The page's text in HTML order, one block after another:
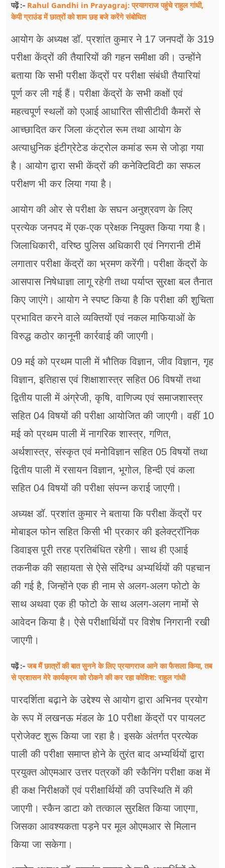
पढ़ें :- Rahul Gandhi in Prayagraj: प्रयागराज पहुंचे राहुल गांधी,
केपी ग्राउंड में छात्रों को शाम छह बजे करेंगे संबोधित
आयोग के अध्यक्ष डॉ. प्रशांत कुमार ने 17 जनपदों के 319
परीक्षा केंद्रों की तैयारियों की गहन समीक्षा की। उन्होंने
बताया कि सभी परीक्षा केंद्रों पर परीक्षा संबंधी तैयारियां
पूर्ण कर ली गई हैं। परीक्षा केंद्रों के सभी कक्षों एवं
महत्वपूर्ण स्थलों को एआई आधारित सीसीटीवी कैमरों से
आच्छादित कर जिला कंट्रोल रूम तथा आयोग के
अत्याधुनिक इंटीग्रेटेड कंट्रोल कमांड रूम से जोड़ा गया
है। आयोग द्वारा सभी केंद्रों की कनेक्टिविटी का सफल
परीक्षण भी कर लिया गया है।
आयोग की ओर से परीक्षा के सघन अनुश्रवण के लिए
प्रत्येक जनपद में एक-एक प्रेक्षक नियुक्त किया गया है।
जिलाधिकारी, वरिष्ठ पुलिस अधिकारी एवं निगरानी टीमें
लगातार परीक्षा केंद्रों का भ्रमण करेंगी। परीक्षा केंद्रों के
आसपास निषेधाज्ञा लागू रहेगी तथा पर्याप्त सुरक्षा बल तैनात
किए जाएंगे। आयोग ने स्पष्ट किया है कि परीक्षा की शुचिता
प्रभावित करने वाले व्यक्तियों एवं नकल माफियाओं के
विरुद्ध कठोर कानूनी कार्रवाई की जाएगी।
09 मई को प्रथम पाली में भौतिक विज्ञान, जीव विज्ञान, गृह
विज्ञान, इतिहास एवं शिक्षाशास्त्र सहित 06 विषयों तथा
द्वितीय पाली में अंग्रेजी, कृषि, वाणिज्य एवं समाजशास्त्र
सहित 04 विषयों की परीक्षा आयोजित की जाएगी। वहीं 10
मई को प्रथम पाली में नागरिक शास्त्र, गणित,
अर्थशास्त्र, संस्कृत एवं मनोविज्ञान सहित 05 विषयों तथा
द्वितीय पाली में रसायन विज्ञान, भूगोल, हिन्दी एवं कला
सहित 04 विषयों की परीक्षा संपन्न कराई जाएगी।
अध्यक्ष डॉ. प्रशांत कुमार ने बताया कि परीक्षा केंद्रों पर
मोबाइल फोन सहित किसी भी प्रकार की इलेक्ट्रॉनिक
डिवाइस पूरी तरह प्रतिबंधित रहेगी। साथ ही एआई
तकनीक की सहायता से ऐसे संदिग्ध अभ्यर्थियों की पहचान
की गई है, जिन्होंने एक ही नाम से अलग-अलग फोटो के
साथ अथवा एक ही फोटो के साथ अलग-अलग नामों से
आवेदन किया है। ऐसे परीक्षार्थियों पर विशेष निगरानी रखी
जाएगी।
पढ़ें :-जब मैं छात्रों की बात सुनने के लिए प्रयागराज आने का फैसला किया, तब
से प्रशासन मेरे कार्यक्रम को रोकने की कर रहा कोशिश: राहुल गांधी
पारदर्शिता बढ़ाने के उद्देश्य से आयोग द्वारा अभिनव प्रयोग
के रूप में लखनऊ मंडल के 10 परीक्षा केंद्रों पर पायलट
प्रोजेक्ट शुरू किया जा रहा है। इसके अंतर्गत प्रत्येक
पाली की परीक्षा समाप्त होने के तुरंत बाद अभ्यर्थियों द्वारा
प्रयुक्त ओएमआर उत्तर पत्रकों की स्कैनिंग परीक्षा कक्ष में
ही कक्ष निरीक्षकों एवं परीक्षार्थियों की उपस्थिति में की
जाएगी। स्कैन डाटा को तत्काल सुरक्षित किया जाएगा,
जिसका आवश्यकता पड़ने पर मूल ओएमआर से मिलान
किया जा सकेगा।